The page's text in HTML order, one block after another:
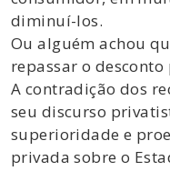
diminuí-los.
Ou alguém achou
repassar o desconto
A contradição dos
seu discurso
superioridade e
privada sobre o